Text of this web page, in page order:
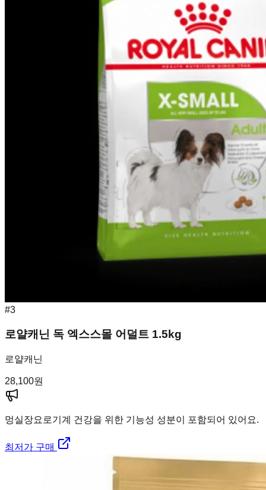
#3
로얄캐닌 독 엑스스몰 어덜트 1.5kg
로얄캐닌
28,100원
멍실장요로기계 건강을 위한 기능성 성분이 포함되어 있어요.
최저가 구매